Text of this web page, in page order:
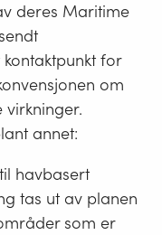
deres Maritime
for
om
virkninger.
annet:
havbasert
tas ut av planen
som er